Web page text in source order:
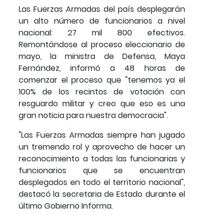
Las Fuerzas Armadas del país desplegarán
un alto número de funcionarios a nivel
nacional: 27 mil 800 efectivos.
Remontándose al proceso eleccionario de
mayo, la ministra de Defensa, Maya
Fernández, informó a 48 horas de
comenzar el proceso que "tenemos ya el
100% de los recintos de votación con
resguardo militar y creo que eso es una
gran noticia para nuestra democracia".
"Las Fuerzas Armadas siempre han jugado
un tremendo rol y aprovecho de hacer un
reconocimiento a todas las funcionarias y
funcionarios que se encuentran
desplegados en todo el territorio nacional",
destacó la secretaria de Estado durante el
último Gobierno Informa.